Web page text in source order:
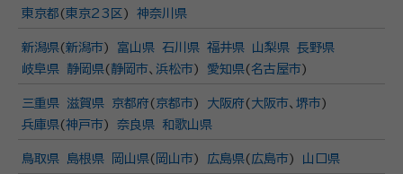
東京都 ( 東京23区 ) 神奈川県
新潟県(新潟市) 富山県 石川県 福井県 山梨県 長野県
岐阜県
静岡県( 静岡市、 浜松市) 愛知県( 名古屋市)
三重県 滋賀県 京都府( 京都市) 大阪府( 大阪市、 堺市)
兵庫県(神戸市) 奈良県 和歌山県
鳥取県 島根県 岡山県( 岡山市) 広島県( 広島市) 山口県